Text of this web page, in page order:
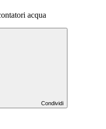
acqua
Condividi